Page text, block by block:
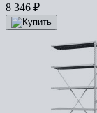
8 346 ₽